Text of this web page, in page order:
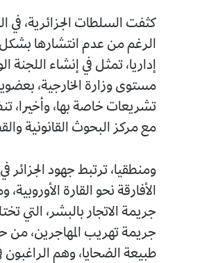
كثفت السلطات الجزائرية، في
الرغم من عدم انتشارها بشكل
إداريا، تمثل في إنشاء اللجنة
مستوى وزارة الخارجية،
تشريعات خاصة بها، وأخيرا،
مع مركز البحوث القانونية
ومنطقيا، ترتبط جهود الجزائر
الأفارقة نحو القارة
جريمة الاتجار بالبشر، التي
جريمة تهريب المهاجرين، من
طبيعة الضحايا، وهم الراغبون